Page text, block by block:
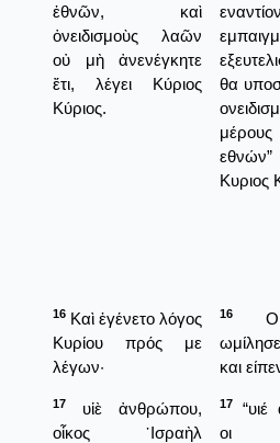
ἐθνῶν, καὶ
ὀνειδισμοὺς λαῶν
οὐ μὴ ἀνενέγκητε
ἔτι, λέγει Κύριος
Κύριος.
θα
Κυριος
16 Καὶ ἐγένετο λόγος
Κυρίου πρός με
λέγων·
16
Ο
και
17
υἱὲ ἀνθρώπου,
οἶκος ᾿Ισραὴλ
17
οι